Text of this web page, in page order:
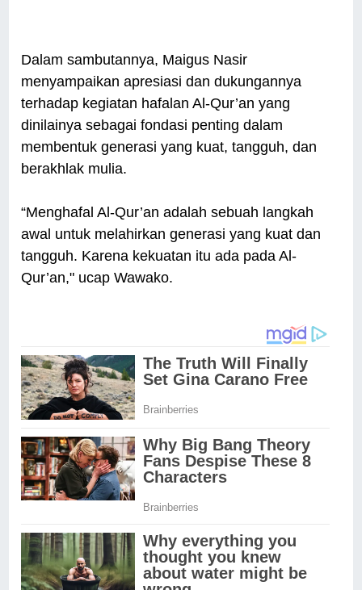
Dalam sambutannya, Maigus Nasir
menyampaikan apresiasi dan dukungannya
terhadap kegiatan hafalan Al-Qur’an yang
dinilainya sebagai fondasi penting dalam
membentuk generasi yang kuat, tangguh, dan
berakhlak mulia.
“Menghafal Al-Qur’an adalah sebuah langkah
awal untuk melahirkan generasi yang kuat dan
tangguh. Karena kekuatan itu ada pada Al-
Qur’an," ucap Wawako.